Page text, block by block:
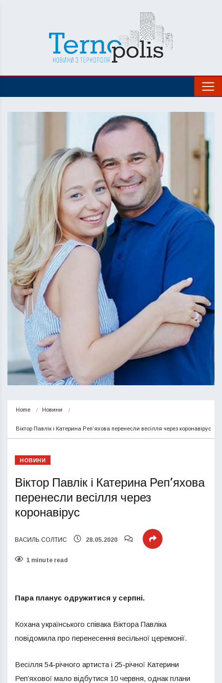
Home Новини
Віктор Павлік і Катерина Реп’яхова перенесли весілля через коронавірус
НОВИНИ
Віктор Павлік і Катерина Реп’яхова
перенесли весілля через
коронавірус
ВАСИЛЬ СОЛТИС 28.05.2020
1 minute read
Пара планує одружитися у серпні.
Кохана українського співака Віктора Павліка
повідомила про перенесення весільної церемонії.
Весілля 54-річного артиста і 25-річної Катерини
Реп’яхової мало відбутися 10 червня, однак плани